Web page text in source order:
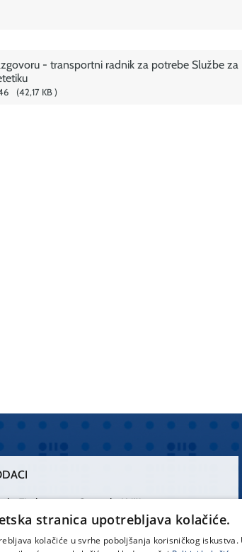
- transportni radnik za potrebe Službe za
42,17 KB
Firule
111
Centrala Križine
021 557 111
stranica upotrebljava kolačiće.
kolačiće u svrhe poboljšanja korisničkog iskustva.